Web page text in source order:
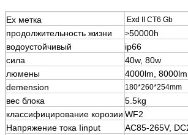
Ex метка Exd II CT6 Gb
продолжительность жизни >50000h
водоустойчивый
ip66
сила
40w, 80w
люмены
4000lm, 8000lm
demension
180*260*254mm
вес блока
5.5kg
классифицирование корозии WF2
Напряжение тока Iinput
AC85-265V,